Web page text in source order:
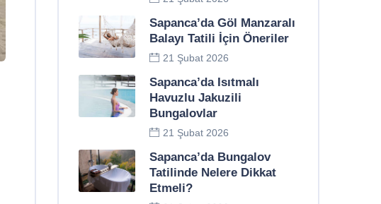
Sapanca’da Göl Manzaralı
Balayı Tatili İçin Öneriler
21 Şubat 2026
Sapanca’da Isıtmalı
Havuzlu Jakuzili
Bungalovlar
21 Şubat 2026
Sapanca’da Bungalov
Tatilinde Nelere Dikkat
Etmeli?